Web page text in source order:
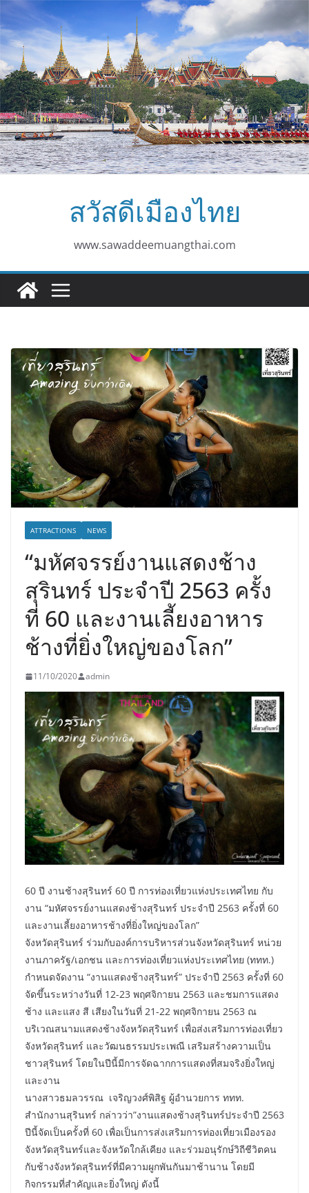
Skip
to
content
สวัสดีเมืองไทย
www.sawaddeemuangthai.com
ATTRACTIONS NEWS
“มหัศจรรย์งานแสดงช้าง
สุรินทร์ ประจำปี 2563 ครั้ง
ที่ 60 และงานเลี้ยงอาหาร
ช้างที่ยิ่งใหญ่ของโลก”
11/10/2020 admin
60 ปี งานช้างสุรินทร์ 60 ปี การท่องเที่ยวแห่งประเทศไทย กับ
งาน “มหัศจรรย์งานแสดงช้างสุรินทร์ ประจำปี 2563 ครั้งที่ 60
และงานเลี้ยงอาหารช้างที่ยิ่งใหญ่ของโลก”
จังหวัดสุรินทร์ ร่วมกับองค์การบริหารส่วนจังหวัดสุรินทร์ หน่วย
งานภาครัฐ/เอกชน และการท่องเที่ยวแห่งประเทศไทย (ททท.)
กำหนดจัดงาน “งานแสดงช้างสุรินทร์” ประจำปี 2563 ครั้งที่ 60
จัดขึ้นระหว่างวันที่ 12-23 พฤศจิกายน 2563 และชมการแสดง
ช้าง และแสง สี เสียงในวันที่ 21-22 พฤศจิกายน 2563 ณ
บริเวณสนามแสดงช้างจังหวัดสุรินทร์ เพื่อส่งเสริมการท่องเที่ยว
จังหวัดสุรินทร์ และวัฒนธรรมประเพณี เสริมสร้างความเป็น
ชาวสุรินทร์ โดยในปีนี้มีการจัดฉากการแสดงที่สมจริงยิ่งใหญ่
และงาน
นางสาวธมลวรรณ เจริญวงศ์พิสิฐ ผู้อำนวยการ ททท.
สำนักงานสุรินทร์ กล่าวว่า”งานแสดงช้างสุรินทร์ประจำปี 2563
ปีนี้จัดเป็นครั้งที่ 60 เพื่อเป็นการส่งเสริมการท่องเที่ยวเมืองรอง
จังหวัดสุรินทร์และจังหวัดใกล้เคียง และร่วมอนุรักษ์วิถีชีวิตคน
กับช้างจังหวัดสุรินทร์ที่มีความผูกพันกันมาช้านาน โดยมี
กิจกรรมที่สำคัญและยิ่งใหญ่ ดังนี้